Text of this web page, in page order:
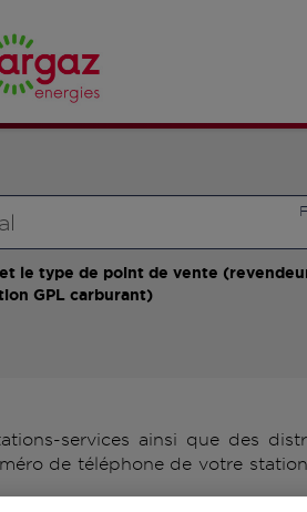
le type de point de vente
GPL carburant)
services ainsi que des
de téléphone de votre